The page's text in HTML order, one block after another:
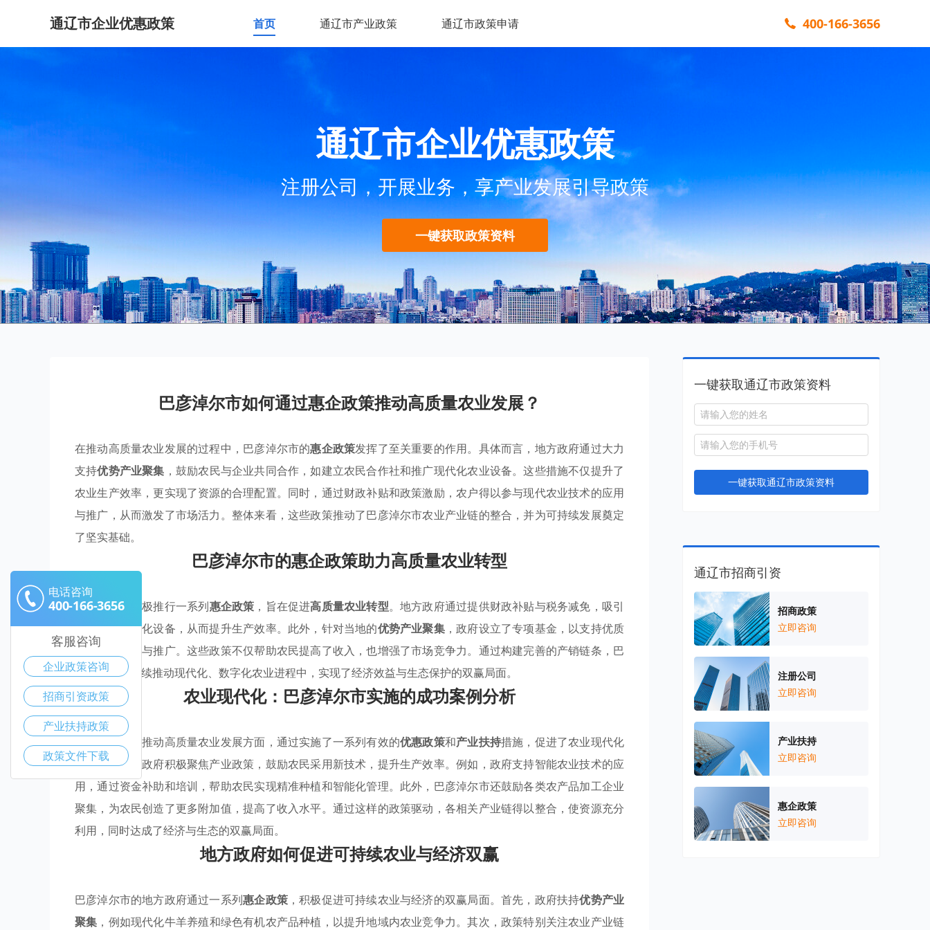
通辽市企业优惠政策 首页 通辽市产业政策 通辽市政策申请 400-166-3656
通辽市企业优惠政策
注册公司，开展业务，享产业发展引导政策
一键获取政策资料
巴彦淖尔市如何通过惠企政策推动高质量农业发展？
在推动高质量农业发展的过程中，巴彦淖尔市的惠企政策发挥了至关重要的作用。具体而言，地方政府通过大力
支持优势产业聚集 ，鼓励农民与企业共同合作，如建立农民合作社和推广现代化农业设备。这些措施不仅提升了
农业生产效率，更实现了资源的合理配置。同时，通过财政补贴和政策激励，农户得以参与现代农业技术的应用
与推广，从而激发了市场活力。整体来看，这些政策推动了巴彦淖尔市农业产业链的整合，并为可持续发展奠定
了坚实基础。
巴彦淖尔市的惠企政策助力高质量农业转型
巴彦淖尔市积极推行一系列惠企政策 ，旨在促进高质量农业转型。地方政府通过提供财政补贴与税务减免，吸引
农企投资现代化设备，从而提升生产效率。此外，针对当地的优势产业聚集，政府设立了专项基金，以支持优质
农产品的研发与推广。这些政策不仅帮助农民提高了收入，也增强了市场竞争力。通过构建完善的产销链条，巴
彦淖尔市在持续推动现代化、数字化农业进程中，实现了经济效益与生态保护的双赢局面。
农业现代化：巴彦淖尔市实施的成功案例分析
巴彦淖尔市在推动高质量农业发展方面，通过实施了一系列有效的优惠政策和产业扶持措施，促进了农业现代化
的进程。地方政府积极聚焦产业政策，鼓励农民采用新技术，提升生产效率。例如，政府支持智能农业技术的应
用，通过资金补助和培训，帮助农民实现精准种植和智能化管理。此外，巴彦淖尔市还鼓励各类农产品加工企业
聚集，为农民创造了更多附加值，提高了收入水平。通过这样的政策驱动，各相关产业链得以整合，使资源充分
利用，同时达成了经济与生态的双赢局面。
地方政府如何促进可持续农业与经济双赢
巴彦淖尔市的地方政府通过一系列惠企政策，积极促进可持续农业与经济的双赢局面。首先，政府扶持优势产业
聚集 ，例如现代化牛羊养殖和绿色有机农产品种植，以提升地域内农业竞争力。其次，政策特别关注农业产业链
一键获取通辽市政策资料
一键获取通辽市政策资料
通辽市招商引资
招商政策
立即咨询
注册公司
立即咨询
产业扶持
立即咨询
惠企政策
立即咨询
电话咨询
400-166-3656
客服咨询
企业政策咨询
招商引资政策
产业扶持政策
政策文件下载